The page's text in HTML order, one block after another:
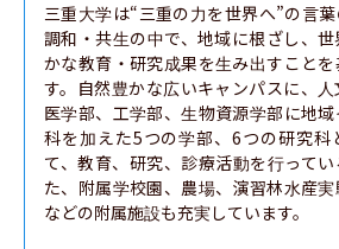
三重大学は“三重の力を世界へ”の言
調和・共生の中で、地域に根ざし、
かな教育・研究成果を生み出すこと
す。自然豊かな広いキャンパスに、人
医学部、工学部、生物資源学部に地
科を加えた5つの学部、6つの研究科
て、教育、研究、診療活動を行って
た、附属学校園、農場、演習林水産
などの附属施設も充実しています。